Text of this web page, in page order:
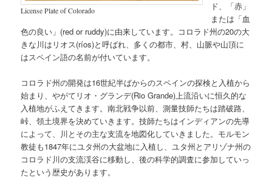
License Plate of Colorado
ド、「赤」
または「血
色の良い」(red or ruddy)に由来しています。コロラド州の20の大
きな川はリオス(ríos)と呼ばれ、多くの都市、村、山脈や山頂に
はスペイン語の名前が付いています。
コロラド州の開発は16世紀半ばからのスペインの探検と入植から
始まり、やがてリオ・グランデ(Rio Grande)上流沿いに恒久的な
入植地がふえてきます。南北戦争以前、測量技師たちは踏破路、
峠、領土境界を決めていきます。技師たちはインディアンの先導
によって、川とその主な支流を地図化していきました。モルモン
教徒も1847年にユタ州の大盆地に入植し、ユタ州とアリゾナ州の
コロラド川の支流渓谷に移動し、後の科学的調査に参加していっ
たという歴史があります。